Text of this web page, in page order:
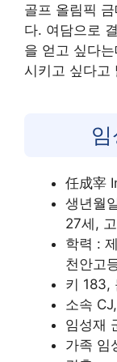
골프 올림픽
다. 여담으로
을 얻고 싶다
시키고 싶다고
任成宰
생년월
27세,
학력 :
천안고
키 183,
소속
임성재
가족 임